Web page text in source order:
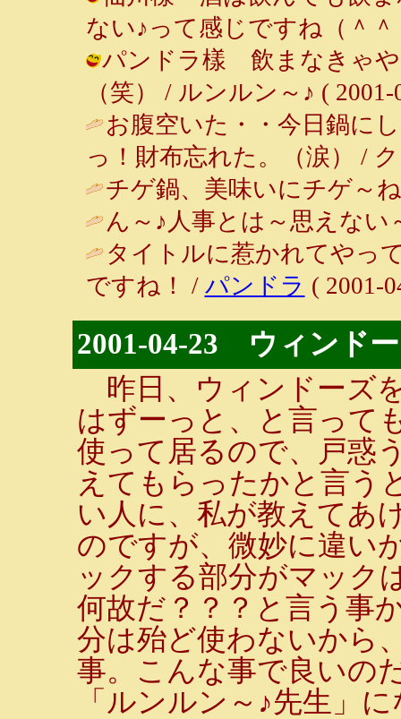
ない♪って感じですね（＾＾
パンドラ樣 飲まなきゃ
（笑） / ルンルン～♪ ( 2001-
お腹空いた・・今日鍋に
っ！財布忘れた。（涙） /
チゲ鍋、美味いにチゲ～
ん～♪人事とは～思えない
タイトルに惹かれてやっ
ですね！ / パンドラ ( 2001-
2001-04-23 ウィンド
昨日、ウィンドーズ
はずーっと、と言って
使って居るので、戸惑
えてもらったかと言う
い人に、私が教えてあ
のですが、微妙に違い
ックする部分がマック
何故だ？？？と言う事
分は殆ど使わないから
事。こんな事で良いの
「ルンルン～♪先生」